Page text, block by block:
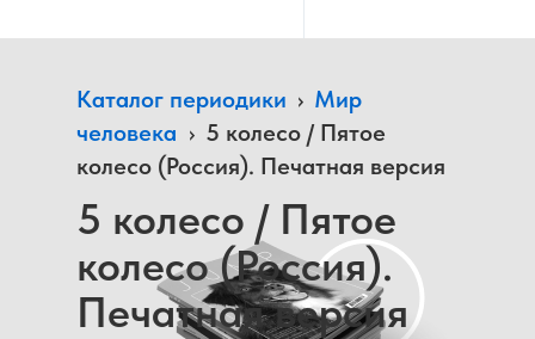
Каталог периодики › Мир
человека › 5 колесо / Пятое
колесо (Россия). Печатная версия
5 колесо / Пятое
колесо (Россия).
Печатная версия